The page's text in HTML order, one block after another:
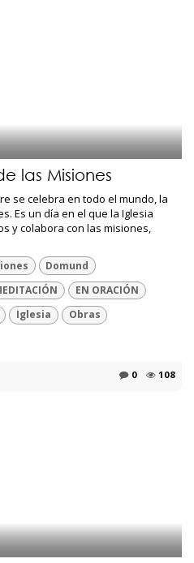
las Misiones
se celebra en todo el mundo, la
Es un día en el que la Iglesia
y colabora con las misiones,
Domund
EN ORACIÓN
Iglesia
Obras
0 108